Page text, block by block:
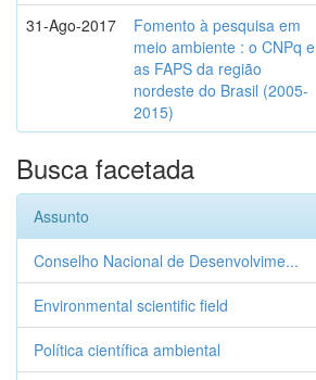
31-Ago-2017
Fomento à pesquisa em
meio ambiente : o CNPq e
as FAPS da região
nordeste do Brasil (2005-
2015)
Busca facetada
Assunto
Conselho Nacional de Desenvolvime...
Environmental scientific field
Política científica ambiental